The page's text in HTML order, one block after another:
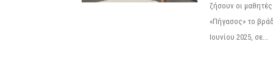
ζήσουν οι
«Πήγασος» το
Ιουνίου 2025, σε...